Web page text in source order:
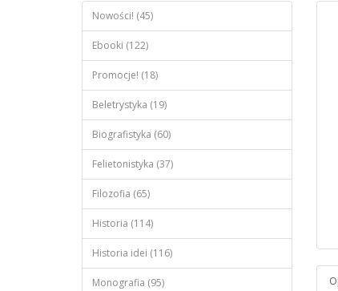
Nowości! (45)
Ebooki (122)
Promocje! (18)
Beletrystyka (19)
Biografistyka (60)
Felietonistyka (37)
Filozofia (65)
Historia (114)
Historia idei (116)
Monografia (95)